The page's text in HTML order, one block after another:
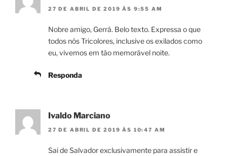
27 DE ABRIL DE 2019 ÀS 9:55 AM
Nobre amigo, Gerrá. Belo texto. Expressa o que
todos nós Tricolores, inclusive os exilados como
eu, vivemos em tão memorável noite.
Responda
Ivaldo Marciano
27 DE ABRIL DE 2019 ÀS 10:47 AM
Sai de Salvador exclusivamente para assistir e